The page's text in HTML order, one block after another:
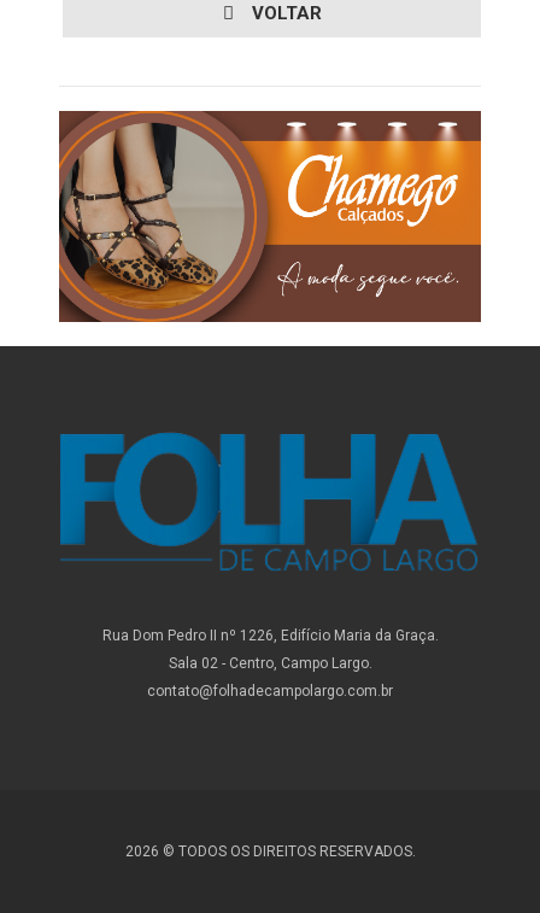
VOLTAR
Rua Dom Pedro II nº 1226, Edifício Maria da Graça.
Sala 02 - Centro, Campo Largo.
contato@folhadecampolargo.com.br
2026 © TODOS OS DIREITOS RESERVADOS.